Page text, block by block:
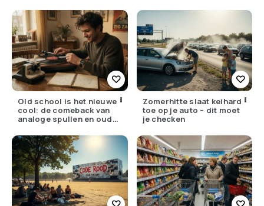
lager
bellen
Old school is het nieuwe
cool: de comeback van
analoge spullen en oude
Zomerhitte slaat keihard
toe op je auto – dit moet
je checken